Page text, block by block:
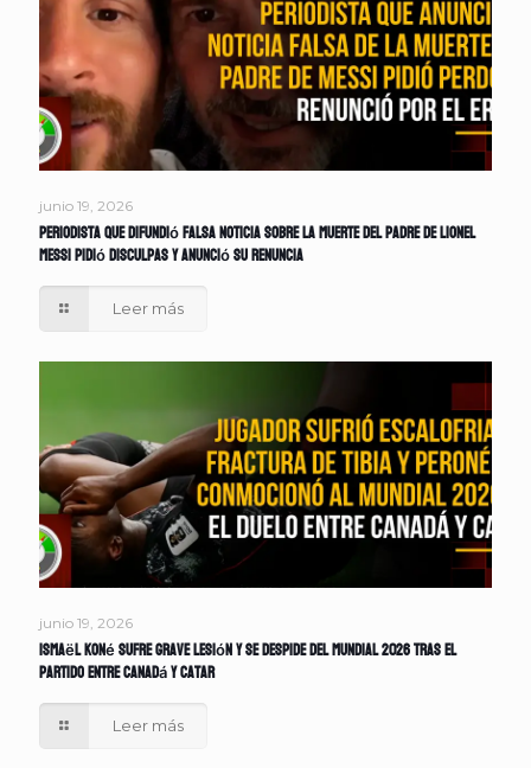
junio 19, 2026
Periodista que difundió falsa noticia sobre la muerte del padre de Lionel
Messi pidió disculpas y anunció su renuncia
Leer más
junio 19, 2026
Ismaël Koné sufre grave lesión y se despide del Mundial 2026 tras el
partido entre Canadá y Catar
Leer más